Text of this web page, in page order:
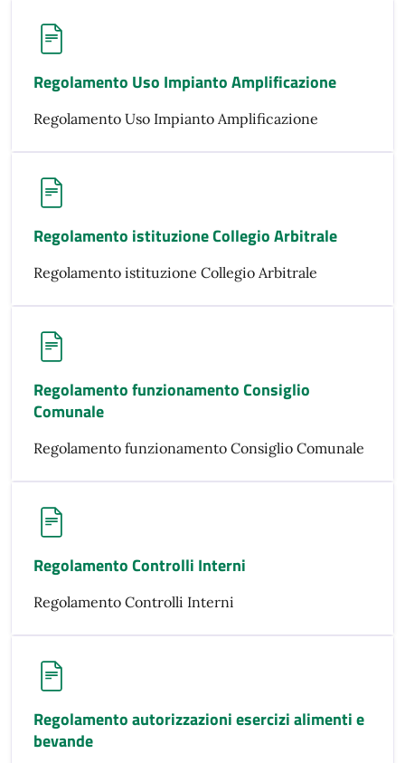
Regolamento Uso Impianto Amplificazione
Regolamento Uso Impianto Amplificazione
Regolamento istituzione Collegio Arbitrale
Regolamento istituzione Collegio Arbitrale
Regolamento funzionamento Consiglio
Comunale
Regolamento funzionamento Consiglio Comunale
Regolamento Controlli Interni
Regolamento Controlli Interni
Regolamento autorizzazioni esercizi alimenti e
bevande